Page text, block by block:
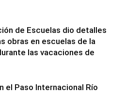
de Escuelas dio detalles
obras en escuelas de la
las vacaciones de
el Paso Internacional Río